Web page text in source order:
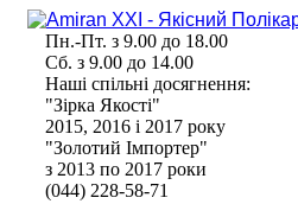
Пн.-Пт. з 9.00 до 18.00
Сб. з 9.00 до 14.00
Наші спільні досягнення:
"Зірка Якості"
2015, 2016 і 2017 року
"Золотий Імпортер"
з 2013 по 2017 роки
(044) 228-58-71